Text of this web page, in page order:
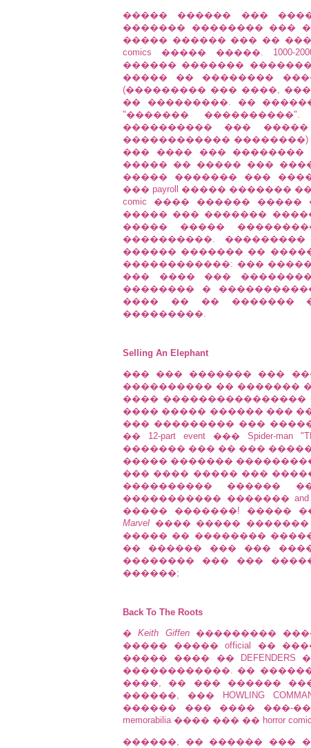
����� ������ ���
������� �������� ���
����� ������ ��� ��
comics ����� �����.
������ �������
����� �� ��������
(��������� ��� ����,
�� ���������. ��
"�������
���������� ���
������������
��� ���� ��� ��������
����� �� ����� ���
����� ������� ���
��� payroll ����� �������
comic ���� ������
����� ��� �������
����� �����
����������.
������ ������� ��
������������: ���
��� ���� ���
�������� �
���� �� �� �������
���������.
Selling An Elephant
��� ��� ������� ���
���������� �� �������
����
���� ����� ������ ���
��� ��������� ���
�� 12-part event ��� Spider-
������� ��� �� ���
����� �������
��� ���� ����� ���
���������� ������
����������� ������� and
����� �������! �����
Marvel ���� �����
����� �� ��������
�� ������ ��� ���
�������� ��� ���
������;
Back To The Roots
�Keith Giffen���������
����� ����� official ��
����� ���� ��
������������. �� ������
����, �� ��� ������
������, ��� HOWLING
������ ��� ���� ���-
memorabilia ���� ��� �� horror
������, �� ������ ���